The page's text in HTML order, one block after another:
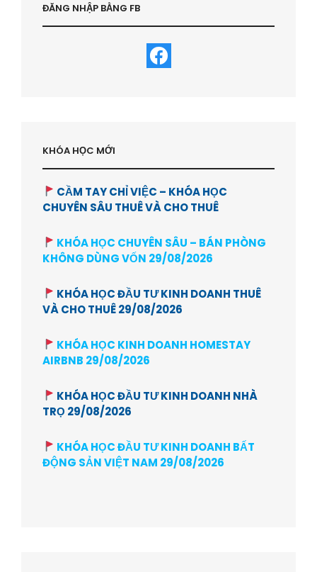
ĐĂNG NHẬP BẰNG FB
KHÓA HỌC MỚI
CẦM TAY CHỈ VIỆC – KHÓA HỌC
CHUYÊN SÂU THUÊ VÀ CHO THUÊ
KHÓA HỌC CHUYÊN SÂU – BÁN PHÒNG
KHÔNG DÙNG VỐN 29/08/2026
KHÓA HỌC ĐẦU TƯ KINH DOANH THUÊ
VÀ CHO THUÊ 29/08/2026
KHÓA HỌC KINH DOANH HOMESTAY
AIRBNB 29/08/2026
KHÓA HỌC ĐẦU TƯ KINH DOANH NHÀ
TRỌ 29/08/2026
KHÓA HỌC ĐẦU TƯ KINH DOANH BẤT
ĐỘNG SẢN VIỆT NAM 29/08/2026